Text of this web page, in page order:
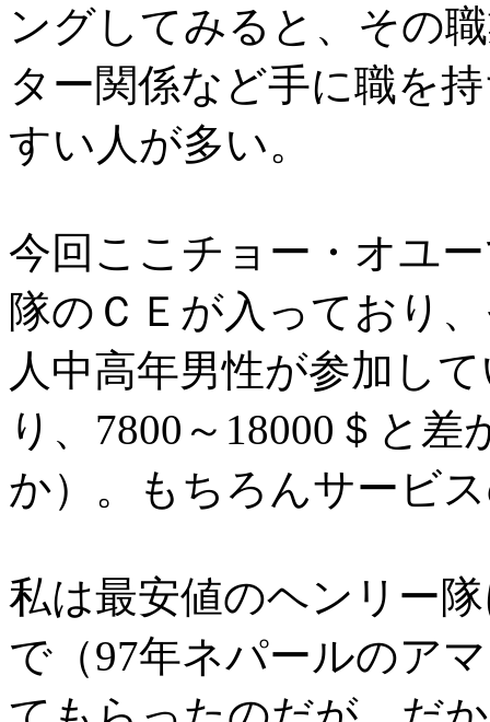
ングしてみると、その
ター関係など手に職を
すい人が多い。
今回ここチョー・オユ
隊のＣＥが入っており
人中高年男性が参加し
り、7800～18000＄と
か）。もちろんサービ
私は最安値のヘンリー
で（97年ネパールのア